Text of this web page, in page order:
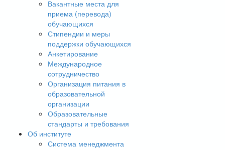
Вакантные места для
приема (перевода)
обучающихся
Стипендии и меры
поддержки обучающихся
Анкетирование
Международное
сотрудничество
Организация питания в
образовательной
организации
Образовательные
стандарты и требования
Об институте
Система менеджмента